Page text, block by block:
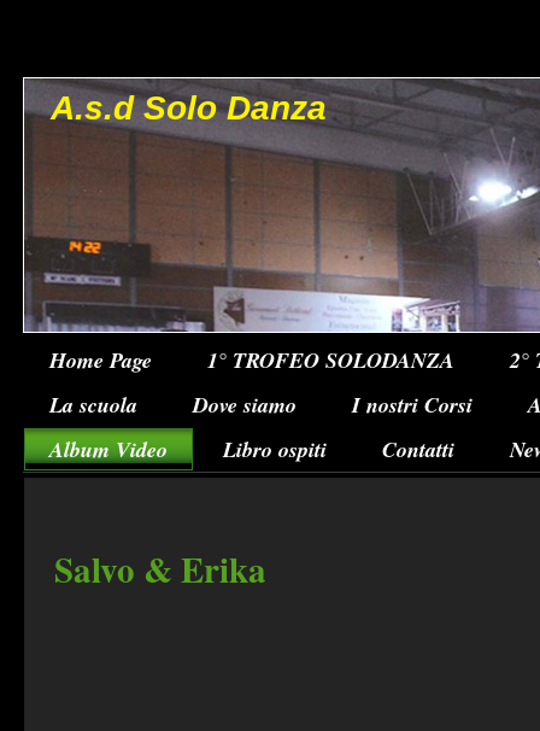
A.s.d Solo Danza
Home Page 1° TROFEO SOLODANZA
2°
La scuola
Dove siamo I nostri Corsi
Album Video
Libro ospiti Contatti
Salvo & Erika